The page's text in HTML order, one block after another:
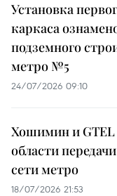
Установка
каркаса
подземного
метро №5
24/07/2026 09:10
Хошимин и GTEL
области
сети метро
18/07/2026 21:53